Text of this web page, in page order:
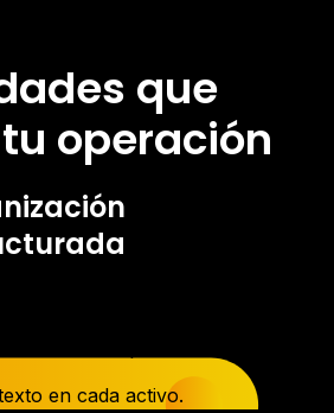
que
operación
en cada activo.